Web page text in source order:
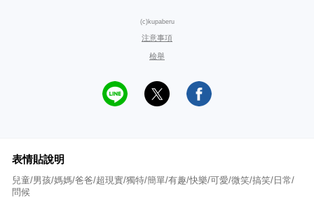
(c)kupaberu
注意事項
檢舉
表情貼說明
兒童/男孩/媽媽/爸爸/超現實/獨特/簡單/有趣/快樂/可愛/微笑/搞笑/日常/
問候